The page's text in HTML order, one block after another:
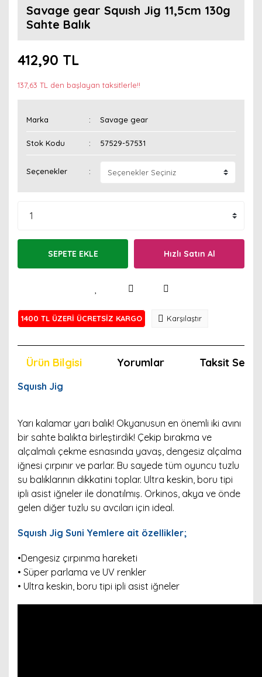
Savage gear Squısh Jig 11,5cm 130g
Sahte Balık
412,90 TL
137,63 TL den başlayan taksitlerle!!
Marka Savage gear
Stok Kodu 57529-57531
Seçenekler
SEPETE EKLE Hızlı Satın Al
1400 TL ÜZERİ ÜCRETSİZ KARGO Karşılaştır
Ürün Bilgisi Yorumlar Taksit
Squısh Jig
Yarı kalamar yarı balık! Okyanusun en önemli iki avını
bir sahte balıkta birleştirdik! Çekip bırakma ve
alçalmalı çekme esnasında yavaş, dengesiz alçalma
iğnesi çırpınır ve parlar. Bu sayede tüm oyuncu tuzlu
su balıklarının dikkatini toplar. Ultra keskin, boru tipi
ipli asist iğneler ile donatılmış. Orkinos, akya ve önde
gelen diğer tuzlu su avcıları için ideal.
Squısh Jig Suni Yemlere ait özellikler;
•Dengesiz çırpınma hareketi
• Süper parlama ve UV renkler
• Ultra keskin, boru tipi ipli asist iğneler